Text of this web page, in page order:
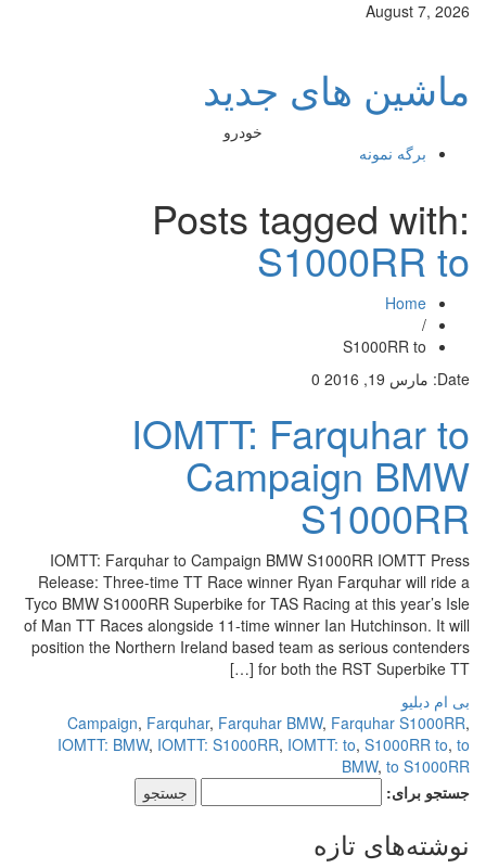
August 7, 2026
ماشین های جدید
خودرو
برگه نمونه
Posts tagged with:
S1000RR to
Home
/
S1000RR to
Date: مارس 19, 2016 0
IOMTT: Farquhar to
Campaign BMW
S1000RR
IOMTT: Farquhar to Campaign BMW S1000RR IOMTT Press
Release: Three-time TT Race winner Ryan Farquhar will ride a
Tyco BMW S1000RR Superbike for TAS Racing at this year’s Isle
of Man TT Races alongside 11-time winner Ian Hutchinson. It will
position the Northern Ireland based team as serious contenders
for both the RST Superbike TT […]
بی ام دبلیو
Campaign,Farquhar,Farquhar BMW,Farquhar S1000RR
IOMTT: BMW,IOMTT: S1000RR,IOMTT: to,S1000RR to,
BMW, to S1000RR
جستجو برای:
نوشته‌های تازه